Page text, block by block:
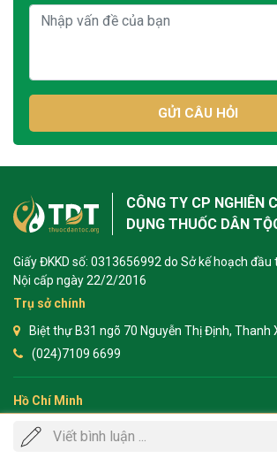
GỬI CÂU HỎI
Viết bình luận ...
CÔNG TY CP NGHIÊN
DỤNG THUỐC DÂN
Giấy ĐKKD số: 0313656992 do Sở kế hoạch
Nội cấp ngày 22/2/2016
Trụ sở chính
Biệt thự B31 ngõ 70 Nguyễn Thị Định, Thanh
(024)7109 6699
Hồ Chí Minh
Số 145 Hoa Lan, phường 2, quận Phú Nhuận,
Gọi